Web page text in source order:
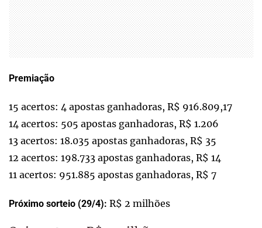
Premiação
15 acertos: 4 apostas ganhadoras, R$ 916.809,17
14 acertos: 505 apostas ganhadoras, R$ 1.206
13 acertos: 18.035 apostas ganhadoras, R$ 35
12 acertos: 198.733 apostas ganhadoras, R$ 14
11 acertos: 951.885 apostas ganhadoras, R$ 7
Próximo sorteio (29/4): R$ 2 milhões